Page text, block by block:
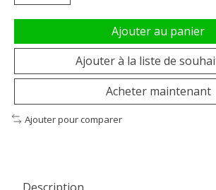
Ajouter au panier
Ajouter à la liste de
Acheter maintenant
Ajouter pour comparer